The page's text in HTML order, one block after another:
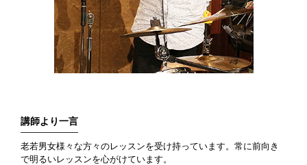
講師より一言
老若男女様々な方々のレッスンを受け持っています。常に前向き
で明るいレッスンを心がけています。